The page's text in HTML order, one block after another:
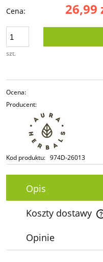
Cena: 26,99
szt.
Ocena:
Producent:
Kod produktu: 974D-26013
Opis
Koszty dostawy
Cena nie zawiera
Opinie